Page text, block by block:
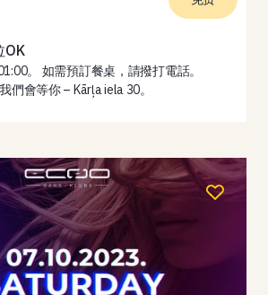
OK
。 如需預訂餐桌，請撥打電話。
們會等你 – Kārļa iela 30。